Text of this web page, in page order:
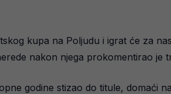
kupa na Poljudu i igrat će za
nakon njega prokomentirao je
godine stizao do titule, domaći